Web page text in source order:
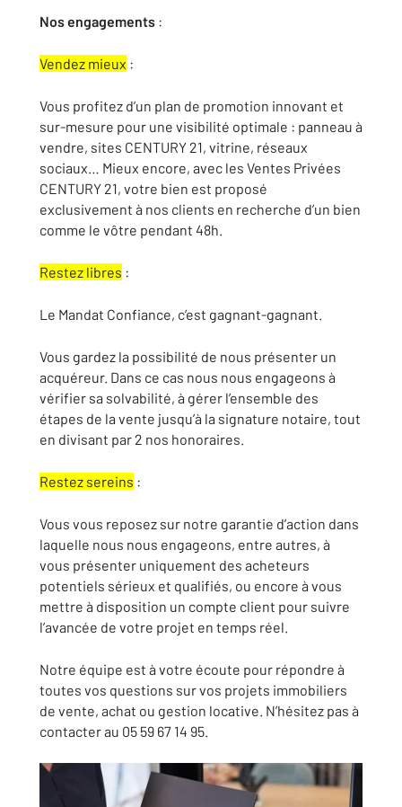
Nos engagements :
Vendez mieux :
Vous profitez d’un plan de promotion innovant et
sur-mesure pour une visibilité optimale : panneau à
vendre, sites CENTURY 21, vitrine, réseaux
sociaux… Mieux encore, avec les Ventes Privées
CENTURY 21, votre bien est proposé
exclusivement à nos clients en recherche d’un bien
comme le vôtre pendant 48h.
Restez libres :
Le Mandat Confiance, c’est gagnant-gagnant.
Vous gardez la possibilité de nous présenter un
acquéreur. Dans ce cas nous nous engageons à
vérifier sa solvabilité, à gérer l’ensemble des
étapes de la vente jusqu’à la signature notaire, tout
en divisant par 2 nos honoraires.
Restez sereins :
Vous vous reposez sur notre garantie d’action dans
laquelle nous nous engageons, entre autres, à
vous présenter uniquement des acheteurs
potentiels sérieux et qualifiés, ou encore à vous
mettre à disposition un compte client pour suivre
l’avancée de votre projet en temps réel.
Notre équipe est à votre écoute pour répondre à
toutes vos questions sur vos projets immobiliers
de vente, achat ou gestion locative. N’hésitez pas à
contacter au 05 59 67 14 95.